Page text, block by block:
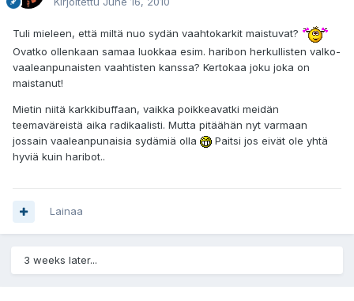
Tuli mieleen, että miltä nuo sydän vaahtokarkit maistuvat?
Ovatko ollenkaan samaa luokkaa esim. haribon herkullisten valko-
vaaleanpunaisten vaahtisten kanssa? Kertokaa joku joka on
maistanut!
Mietin niitä karkkibuffaan, vaikka poikkeavatki meidän
teemaväreistä aika radikaalisti. Mutta pitäähän nyt varmaan
jossain vaaleanpunaisia sydämiä olla
Paitsi jos eivät ole yhtä
hyviä kuin haribot..
Lainaa
3 weeks later...